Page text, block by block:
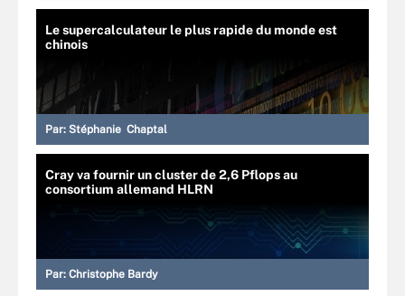
Le supercalculateur le plus rapide du monde est
chinois
Par: Stéphanie Chaptal
Cray va fournir un cluster de 2,6 Pflops au
consortium allemand HLRN
Par: Christophe Bardy